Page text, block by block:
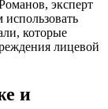
эксперт
которые
лицевой
и